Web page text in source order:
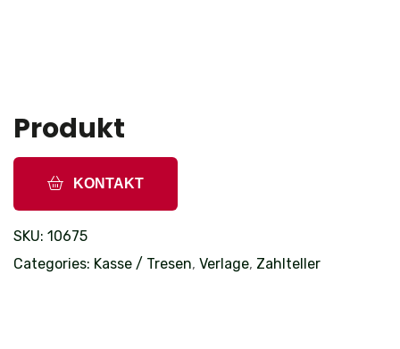
Produkt
KONTAKT
SKU: 10675
Categories: Kasse / Tresen, Verlage, Zahlteller